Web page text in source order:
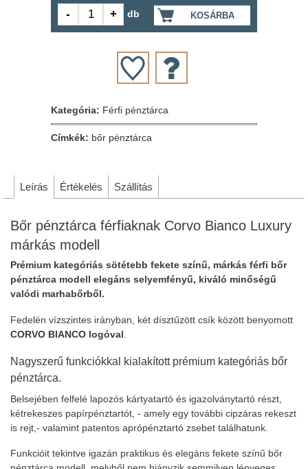
KOSÁRBA
db
Kategória: Férfi pénztárca
Címkék: bőr pénztárca
Leírás Értékelés Szállítás
Bőr pénztárca férfiaknak Corvo Bianco Luxury
márkás modell
Prémium kategóriás sötétebb fekete színű, márkás férfi bőr
pénztárca modell elegáns selyemfényű, kiváló minőségű
valódi marhabőrből.
Fedelén vízszintes irányban, két dísztűzött csík között benyomott
CORVO BIANCO logóval
Nagyszerű funkciókkal kialakított prémium kategóriás bőr
pénztárca.
Belsejében felfelé lapozós kártyatartó és igazolványtartó részt,
kétrekeszes papírpénztartót, - amely egy további cipzáras rekeszt
is rejt,- valamint patentos aprópénztartó zsebet találhatunk.
Funkcióit tekintve igazán praktikus és elegáns fekete színű bőr